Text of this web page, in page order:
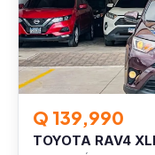
Q 139,990
TOYOTA RAV4